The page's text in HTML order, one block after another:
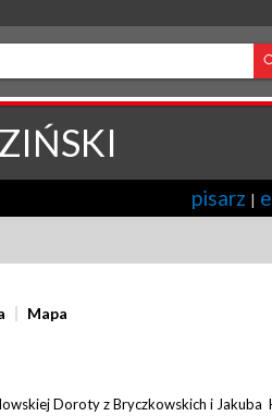
pisarz |
Mapa
Doroty z Bryczkowskich i Jakuba